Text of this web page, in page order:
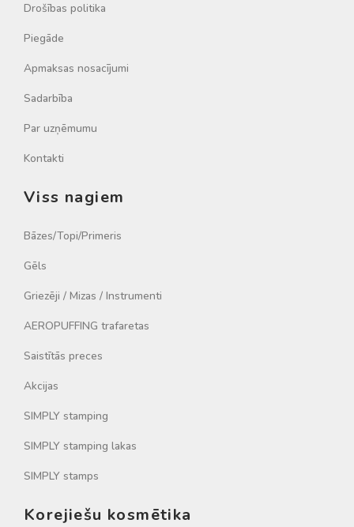
Drošības politika
Piegāde
Apmaksas nosacījumi
Sadarbība
Par uzņēmumu
Kontakti
Viss nagiem
Bāzes/Topi/Primeris
Gēls
Griezēji / Mizas / Instrumenti
AEROPUFFING trafaretas
Saistītās preces
Akcijas
SIMPLY stamping
SIMPLY stamping lakas
SIMPLY stamps
Korejiešu kosmētika